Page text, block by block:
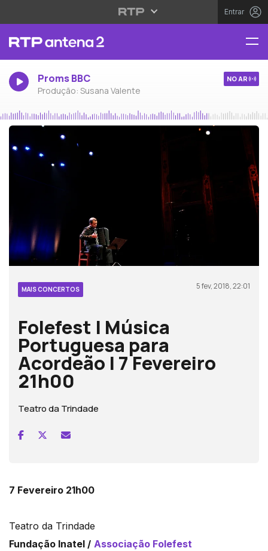
Entrar
Proms BBC
Produção: Susana Valente
NO AR
MAIS CONCERTOS 5 fev, 2018, 22:01
Folefest | Música
Portuguesa para
Acordeão | 7 Fevereiro
21h00
Teatro da Trindade
7 Fevereiro 21h00
Teatro da Trindade
Fundação Inatel / Associação Folefest